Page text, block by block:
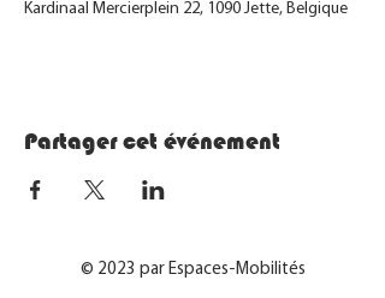
Kardinaal Mercierplein 22, 1090 Jette, Belgique
Partager cet événement
© 2023 par Espaces-Mobilités